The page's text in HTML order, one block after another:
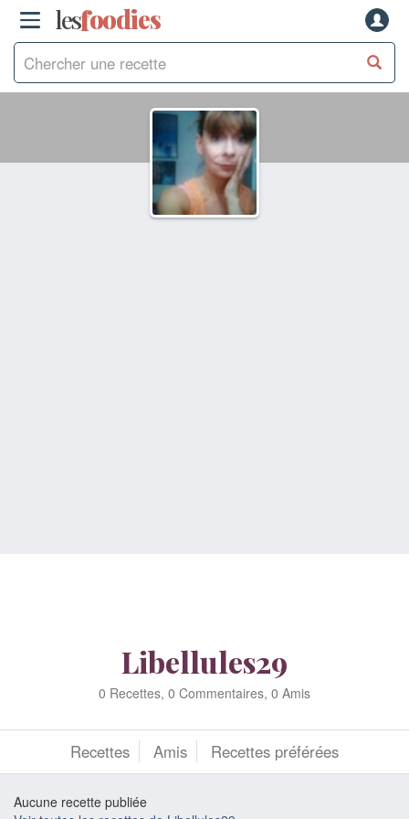
lesfoodies
Libellules29
0 Recettes, 0 Commentaires, 0 Amis
Recettes Amis Recettes préférées
Aucune recette publiée